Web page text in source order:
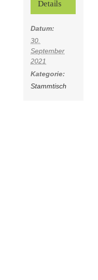
Details
Datum:
30.
September
2021
Kategorie:
Stammtisch